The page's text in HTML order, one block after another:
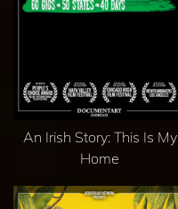
An Irish Story: This Is My
Home